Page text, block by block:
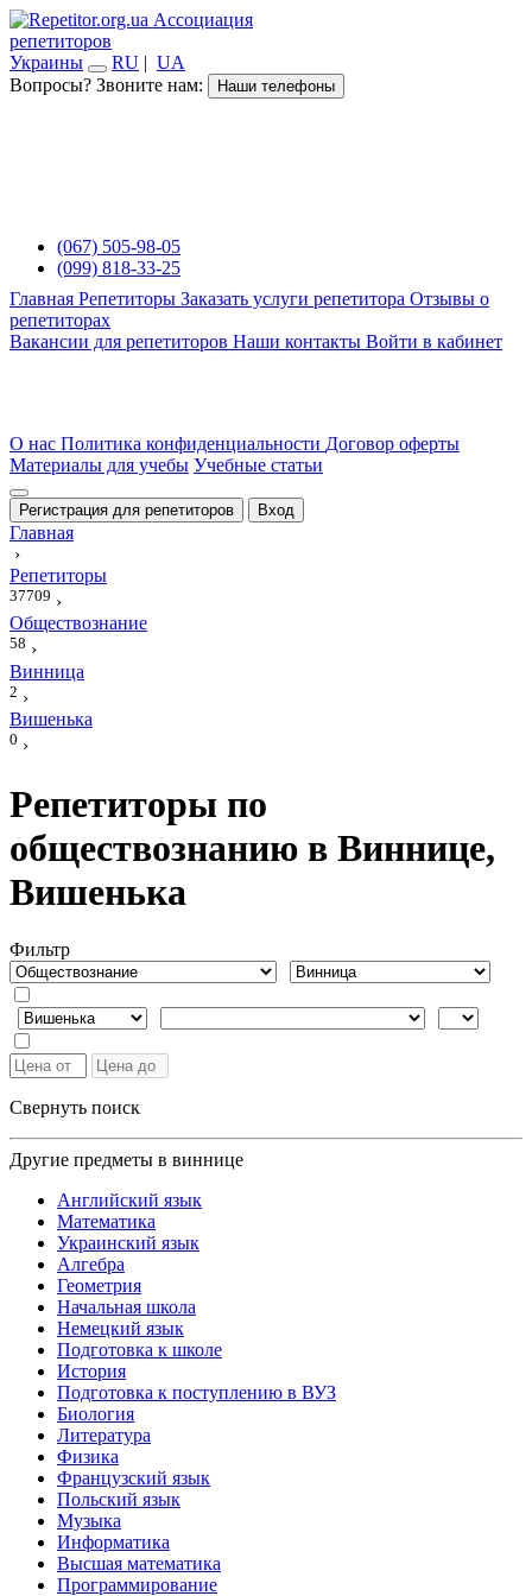
Ассоциация
репетиторов
Украины
RU | UA
Вопросы? Звоните нам:
Наши телефоны
(067) 505-98-05
(099) 818-33-25
Главная Репетиторы Заказать услуги репетитора Отзывы о
репетиторах
Вакансии для репетиторов Наши контакты Войти в кабинет
О нас Политика конфиденциальности Договор оферты
Материалы для учебы Учебные статьи
Регистрация для репетиторов Вход
Главная
›
Репетиторы
37709 ›
Обществознание
58 ›
Винница
2 ›
Вишенька
0 ›
Репетиторы по
обществознанию в Виннице,
Вишенька
Фильтр
Свернуть поиск
Другие предметы в виннице
Английский язык
Математика
Украинский язык
Алгебра
Геометрия
Начальная школа
Немецкий язык
Подготовка к школе
История
Подготовка к поступлению в ВУЗ
Биология
Литература
Физика
Французский язык
Польский язык
Музыка
Информатика
Высшая математика
Программирование